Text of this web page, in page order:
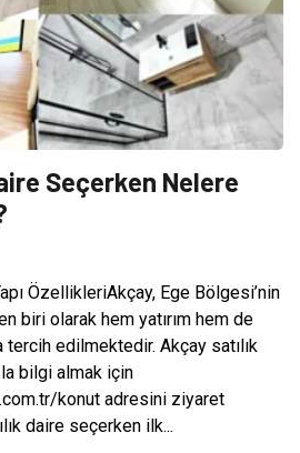
Seçerken Nelere
ÖzellikleriAkçay, Ege Bölgesi’nin
biri olarak hem yatırım hem de
tercih edilmektedir. Akçay satılık
bilgi almak için
konut adresini ziyaret
daire seçerken ilk...